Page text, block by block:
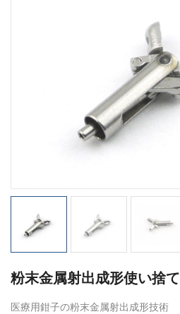
粉末金属射出成形使い捨
医療用鉗子の粉末金属射出成形技術